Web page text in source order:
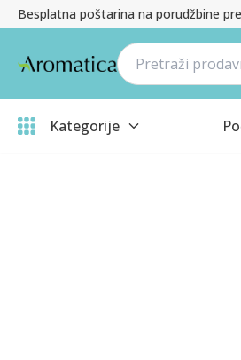
Besplatna poštarina na porudžbine
Kategorije